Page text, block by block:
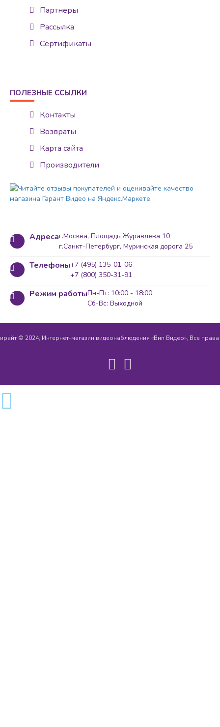
Партнеры
Рассылка
Сертификаты
ПОЛЕЗНЫЕ ССЫЛКИ
Контакты
Возвраты
Карта сайта
Производители
Адресаг.Москва, Площадь Журавлева 10
г.Санкт-Петербург, Муринская дорога 25
Телефоны+7 (495) 135-01-06
+7 (800) 350-31-91
Режим работыПн-Пт: 10:00 - 18:00
Сб-Вс: Выходной
© 2024, Интернет-магазин видеонаблюдения «Вип Видео», Все